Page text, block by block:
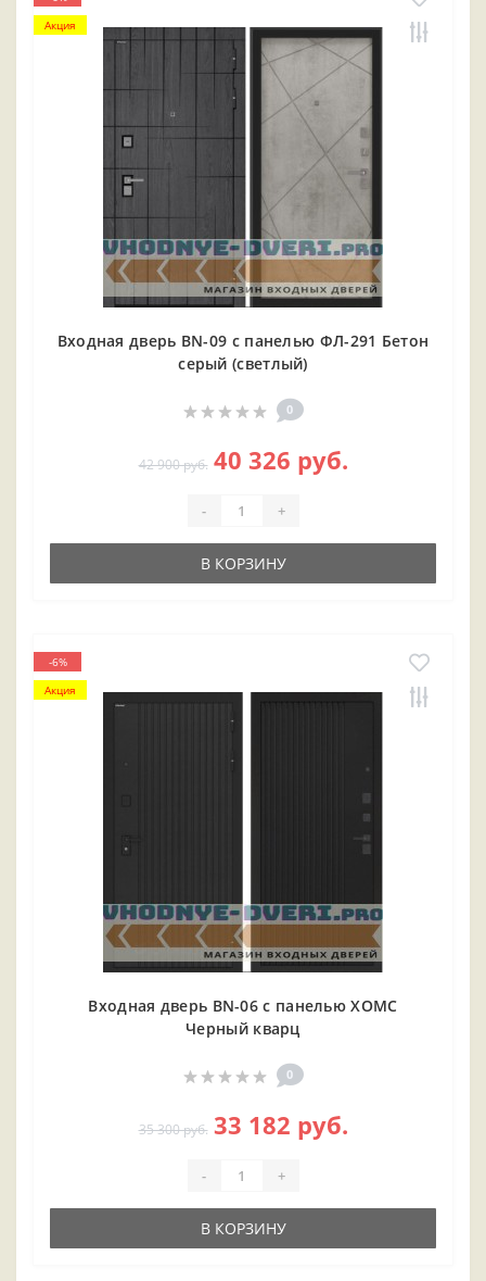
Акция
Входная дверь BN-09 с панелью ФЛ-291 Бетон
серый (светлый)
0
42 900 руб. 40 326 руб.
- +
В КОРЗИНУ
-6%
Акция
Входная дверь BN-06 с панелью ХОМС
Черный кварц
0
35 300 руб. 33 182 руб.
- +
В КОРЗИНУ